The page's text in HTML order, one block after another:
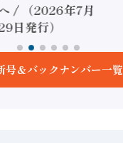
/ （2026年7月
日発行）
号＆バックナンバー一覧